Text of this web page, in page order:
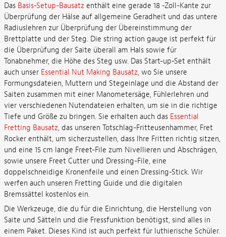
Das Basis-Setup-Bausatz enthält eine gerade 18 -Zoll-Kante zur
Überprüfung der Hälse auf allgemeine Geradheit und das untere
Radiuslehren zur Überprüfung der Übereinstimmung der
Brettplatte und der Steg. Die string action gauge ist perfekt für
die Überprüfung der Saite überall am Hals sowie für
Tonabnehmer, die Höhe des Steg usw. Das Start-up-Set enthält
auch unser Essential Nut Making Bausatz, wo Sie unsere
Formungsdateien, Muttern und Stegeinlage und die Abstand der
Saiten zusammen mit einer Manometersäge, Fühlerlehren und
vier verschiedenen Nutendateien erhalten, um sie in die richtige
Tiefe und Größe zu bringen. Sie erhalten auch das Essential
Fretting Bausatz, das unseren Totschlag-Fritteusenhammer, Fret
Rocker enthält, um sicherzustellen, dass Ihre Fritten richtig sitzen,
und eine 15 cm lange Freet-File zum Nivellieren und Abschrägen,
sowie unsere Freet Cutter und Dressing-File, eine
doppelschneidige Kronenfeile und einen Dressing-Stick. Wir
werfen auch unseren Fretting Guide und die digitalen
Bremssättel kostenlos ein.
Die Werkzeuge, die du für die Einrichtung, die Herstellung von
Saite und Sätteln und die Fressfunktion benötigst, sind alles in
einem Paket. Dieses Kind ist auch perfekt für luthierische Schüler.